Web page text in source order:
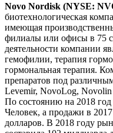
Novo Nordisk (NYSE:
биотехнологическая
имеющая
филиалы или офисы в 75
деятельности компании
гемофилии, терапия
гормональная терапия.
препаратов под
Levemir, NovoLog,
По состоянию на 2018
Человек, а продажи в
долларов. В 2018 году